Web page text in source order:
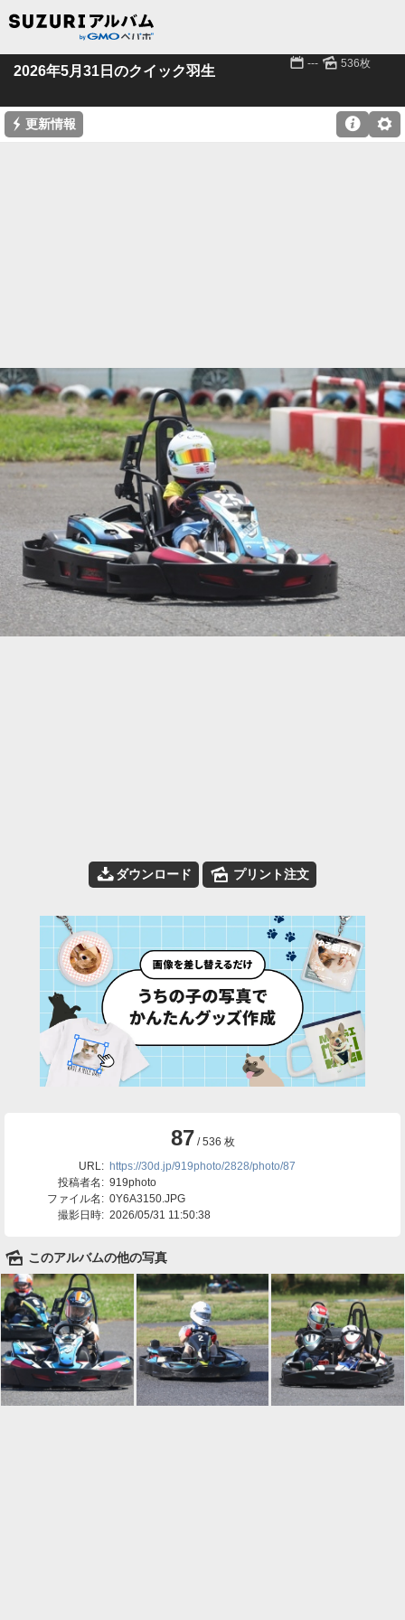
2026年5月31日のクイック羽生 📅 --- 🌄 536枚
⚡ 更新情報 ⚙

📥ダウンロード 🌄 プリント注文
87 / 536 枚
URL: https://30d.jp/919photo/2828/photo/87
投稿者名: 919photo
ファイル名: 0Y6A3150.JPG
撮影日時: 2026/05/31 11:50:38
🌄 このアルバムの他の写真